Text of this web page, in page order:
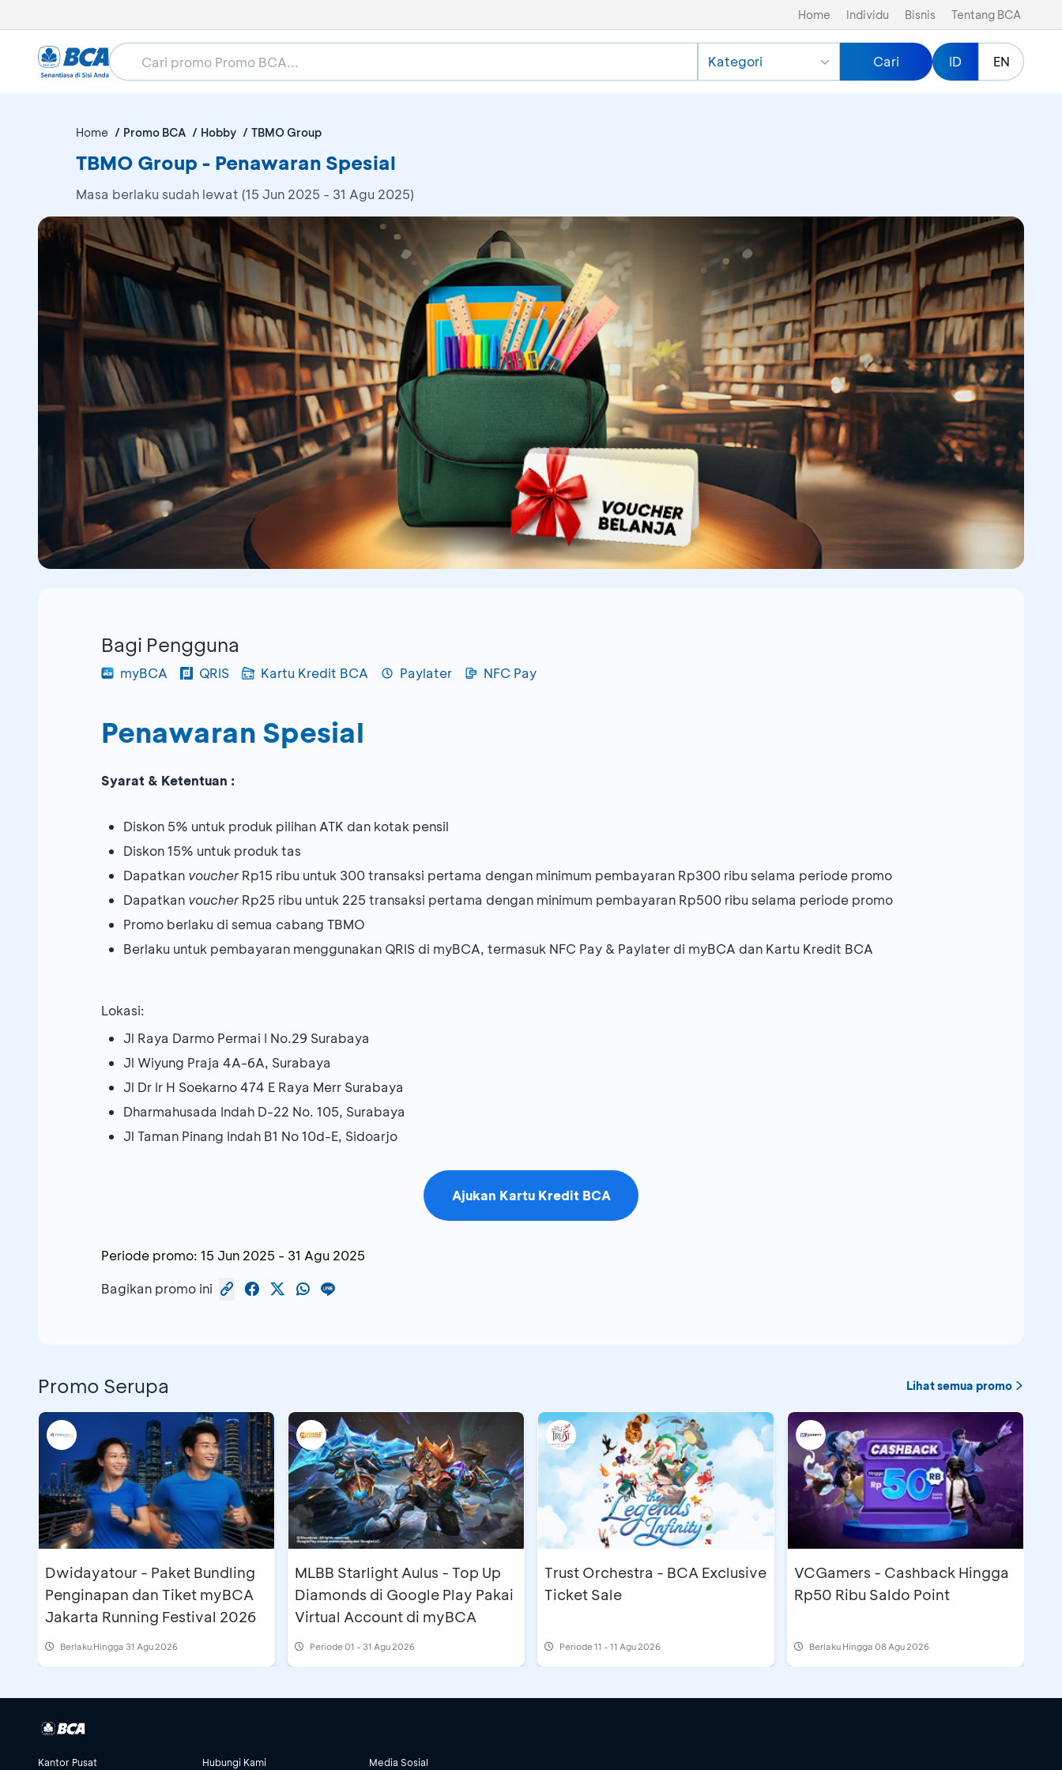
Home Individu Bisnis Tentang BCA
Kategori Cari ID EN
Home Promo BCA Hobby TBMO Group
TBMO Group - Penawaran Spesial
Masa berlaku sudah lewat (15 Jun 2025 - 31 Agu 2025)
Bagi Pengguna
myBCA QRIS Kartu Kredit BCA Paylater NFC Pay
Penawaran Spesial
Syarat & Ketentuan :
Diskon 5% untuk produk pilihan ATK dan kotak pensil
Diskon 15% untuk produk tas
Dapatkan voucherRp15 ribu untuk 300 transaksi pertama dengan minimum pembayaran Rp300 ribu selama periode promo
Dapatkan voucherRp25 ribu untuk 225 transaksi pertama dengan minimum pembayaran Rp500 ribu selama periode promo
Promo berlaku di semua cabang TBMO
Berlaku untuk pembayaran menggunakan QRIS di myBCA, termasuk NFC Pay & Paylater di myBCA dan Kartu Kredit BCA
Lokasi:
Jl Raya Darmo Permai I No.29 Surabaya
Jl Wiyung Praja 4A-6A, Surabaya
Jl Dr Ir H Soekarno 474 E Raya Merr Surabaya
Dharmahusada Indah D-22 No. 105, Surabaya
Jl Taman Pinang Indah B1 No 10d-E, Sidoarjo
Ajukan Kartu Kredit BCA
Periode promo: 15 Jun 2025 - 31 Agu 2025
Bagikan promo ini
Promo Serupa Lihat semua promo
Dwidayatour - Paket Bundling
Penginapan dan Tiket myBCA
Jakarta Running Festival 2026
Berlaku Hingga 31 Agu 2026
MLBB Starlight Aulus - Top Up
Diamonds di Google Play Pakai
Virtual Account di myBCA
Periode01 - 31 Agu 2026
Trust Orchestra - BCA Exclusive
Ticket Sale
Periode11 - 11 Agu 2026
VCGamers - Cashback Hingga
Rp50 Ribu Saldo Point
Berlaku Hingga 08 Agu 2026
Kantor Pusat Hubungi Kami Media Sosial